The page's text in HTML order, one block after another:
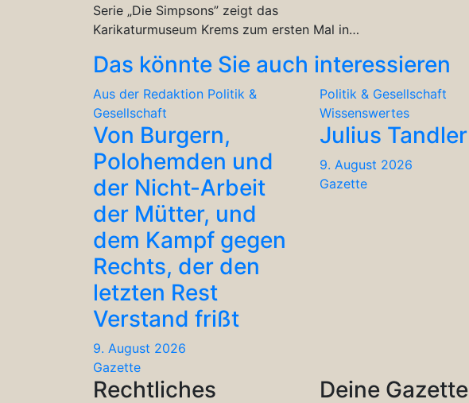
Serie „Die Simpsons” zeigt das
Karikaturmuseum Krems zum ersten Mal in…
Das könnte Sie auch interessieren
Aus der Redaktion Politik &
Gesellschaft
Von Burgern,
Polohemden und
der Nicht-Arbeit
der Mütter, und
dem Kampf gegen
Rechts, der den
letzten Rest
Verstand frißt
9. August 2026
Gazette
Politik & Gesellschaft
Wissenswertes
Julius Tandler
9. August 2026
Gazette
Rechtliches Deine Gazette